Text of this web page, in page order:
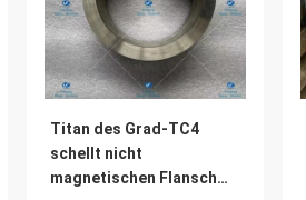
Titan des Grad-TC4
schellt nicht
magnetischen Flansch